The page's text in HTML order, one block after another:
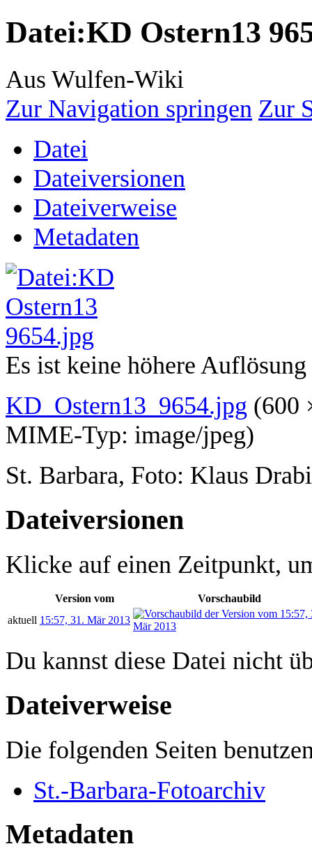
Datei:KD Ostern13
Aus Wulfen-Wiki
Zur Navigation springen Zur
Datei
Dateiversionen
Dateiverweise
Metadaten
Es ist keine höhere
KD_Ostern13_9654.jpg (600
MIME-Typ: image/jpeg)
St. Barbara, Foto: Klaus
Dateiversionen
Klicke auf einen Zeitpunkt,
Version vom
Vorschaubild
aktuell 15:57, 31. Mär 2013
Du kannst diese Datei nicht
Dateiverweise
Die folgenden Seiten
St.-Barbara-Fotoarchiv
Metadaten